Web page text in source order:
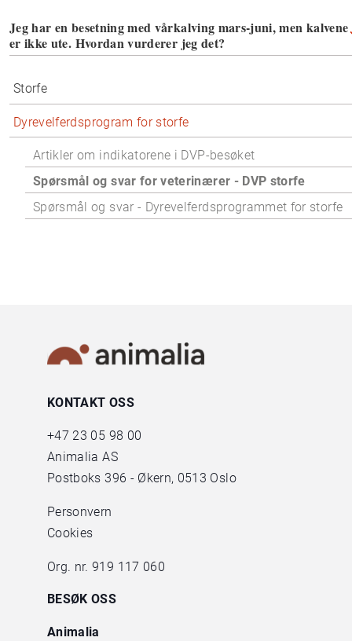
Jeg har en besetning med vårkalving mars-juni, men kalvene
er ikke ute. Hvordan vurderer jeg det?
Storfe
Dyrevelferdsprogram for storfe
Artikler om indikatorene i DVP-besøket
Spørsmål og svar for veterinærer - DVP storfe
Spørsmål og svar - Dyrevelferdsprogrammet for storfe
KONTAKT OSS
+47 23 05 98 00
Animalia AS
Postboks 396 - Økern, 0513 Oslo
Personvern
Cookies
Org. nr. 919 117 060
BESØK OSS
Animalia